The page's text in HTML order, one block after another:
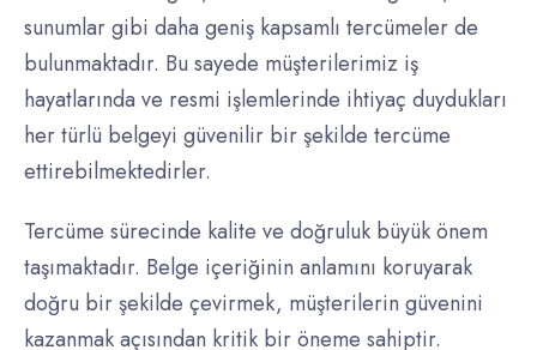
sunumlar gibi daha geniş kapsamlı tercümeler de
bulunmaktadır. Bu sayede müşterilerimiz iş
hayatlarında ve resmi işlemlerinde ihtiyaç duydukları
her türlü belgeyi güvenilir bir şekilde tercüme
ettirebilmektedirler.
Tercüme sürecinde kalite ve doğruluk büyük önem
taşımaktadır. Belge içeriğinin anlamını koruyarak
doğru bir şekilde çevirmek, müşterilerin güvenini
kazanmak açısından kritik bir öneme sahiptir.